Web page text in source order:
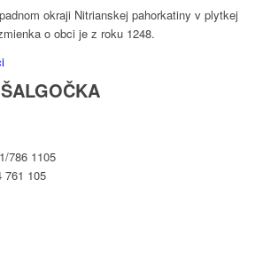
okraji Nitrianskej pahorkatiny v plytkej
o obci je z roku 1248.
786 1105
761 105